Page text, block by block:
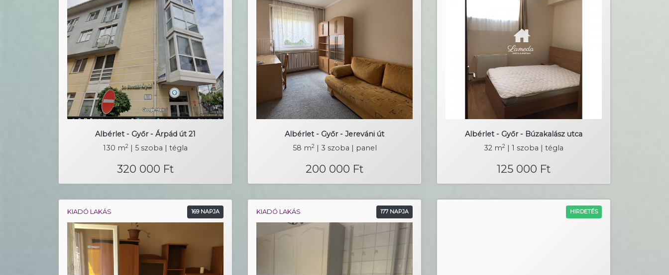
Albérlet - Győr - Árpád út 21
130 m2 | 5 szoba | tégla
320 000 Ft
Albérlet - Győr - Jereváni út
58 m2| 3 szoba | panel
200 000 Ft
Albérlet - Győr - Búzakalász utca
32 m2 | 1 szoba | tégla
125 000 Ft
KIADÓ LAKÁS 169 NAPJA KIADÓ LAKÁS 177 NAPJA HIRDETÉS